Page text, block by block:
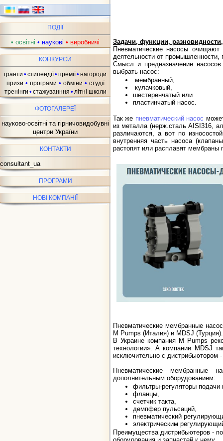
ПОДІЇ
• освітні • наукові • виробничі
КОНКУРСИ
гранти • стипендії• премії• нагороди
призи • програми • обміни • студії
тренінги • стажуванння • літні школи
ФОТОГАЛЕРЕЇ
науково-освітні та гірничовидобувні
центри України
КОНТАКТИ
consultant_ua
ПРОГРАМИ
НОВІ КОМПАНІЇ
Задачи, функции,
Пневматические насосы
деятельности от промышленности,
Смысл и предназначение
выбрать насос:
мембранный,
кулачковый,
шестеренчатый или
пластинчатый насос.
Так же пневматический насос
из металла (нерж.сталь AISI316,
различаются, а вот по
внутренняя часть насоса
растопят или расплавят мембраны
Пневматические мембранные
M Pumps (Италия) и MDSJ (Турция).
В Украине компания M Pumps
технологии». А компании MDSJ
исключительно с
Пневматические мембранные
дополнительным оборудованием:
фильтры-регуляторы подачи
фланцы,
счетчик такта,
демпфер пульсаций,
пневматический
электрическим
Преимущества дистрибьютеров -